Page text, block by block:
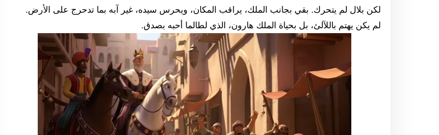
لكن بلال لم يتحرك. بقي بجانب الملك، يراقب المكان، ويحرس سيده، غير آبه بما تدحرج على الأرض.
لم يكن يهتم باللآلئ، بل بحياة الملك هارون، الذي لطالما أحبه بصدق.